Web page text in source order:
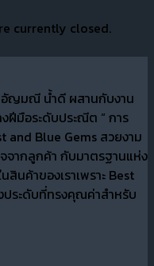
currently closed.
อัญมณี น้ำดี ผสานกับงาน
ฝีมือระดับประณีต “ การ
and Blue Gems สวยงาม
จากลูกค้า กับมาตรฐานแห่ง
นค้าของเราเพราะ Best
ระดับที่ทรงคุณค่าสำหรับ